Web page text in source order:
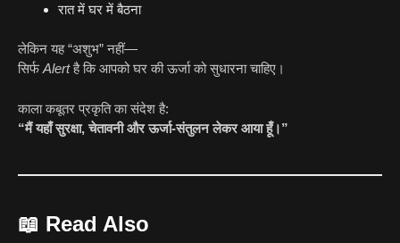
रात में घर में बैठना
लेकिन यह “अशुभ” नहीं—
सिर्फAlertहै कि आपको घर की ऊर्जा को सुधारना चाहिए।
काला कबूतर प्रकृति का संदेश है:
“मैं यहाँ सुरक्षा, चेतावनी और ऊर्जा-संतुलन लेकर आया हूँ।”
📖 Read Also